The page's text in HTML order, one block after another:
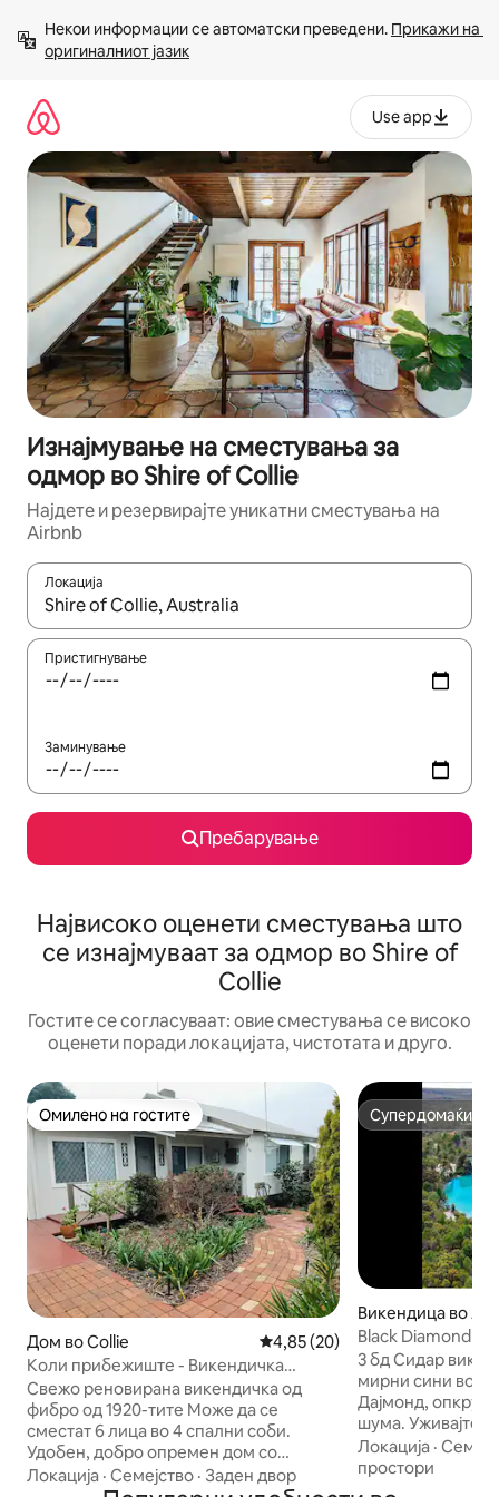
содржина
Некои информации се автоматски преведени. Прикажи на
оригиналниот јазик
Use app
Изнајмување на сместувања за
одмор во Shire of Collie
Најдете и резервирајте уникатни сместувања на
Airbnb
Локација
Кога резултатите се достапни, движете се со копчињата
Пристигнување
Заминување
Пребарување
Највисоко оценети сместувања што
се изнајмуваат за одмор во Shire of
Collie
Гостите се согласуваат: овие сместувања се високо
оценети поради локацијата, чистотата и друго.
Омилено на гостите
Омилено на гостите
Дом во Collie Просечна оцена: 4,85 од 5,
4,85 (20)
Коли прибежиште - Викендичка
„Камелија“
Свежо реновирана викендичка од
фибро од 1920-тите Може да се
сместат 6 лица во 4 спални соби.
Удобен, добро опремен дом со
доволно простор за семејство. Голем
Локација · Семејство · Заден двор
Супердомаќин
Супердомаќин
Викендица во
Black Diamond
Diamond Lake WA
3 бд Сидар
мирни сини
Дајмонд,
шума. Уживајте
до езеро за
веслање итн.
Локација ·
простори